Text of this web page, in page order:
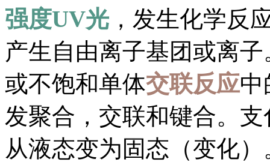
强度UV光 ，发生化学反
产生自由离子基团或离子
或不饱和单体交联反应中
发聚合，交联和键合。
从液态变为固态（变化